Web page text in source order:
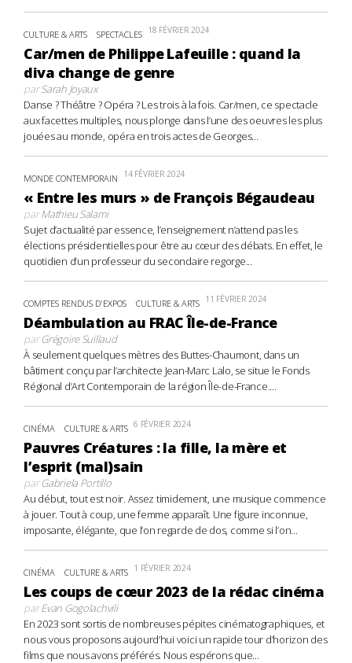
CULTURE & ARTS SPECTACLES 18 FÉVRIER 2024
Car/men de Philippe Lafeuille : quand la
diva change de genre
parSarah Joyaux
Danse ? Théâtre ? Opéra ? Les trois à la fois. Car/men, ce spectacle
aux facettes multiples, nous plonge dans l’une des oeuvres les plus
jouées au monde, opéra en trois actes de Georges...
MONDE CONTEMPORAIN 14 FÉVRIER 2024
« Entre les murs » de François Bégaudeau
parMathieu Salami
Sujet d’actualité par essence, l’enseignement n’attend pas les
élections présidentielles pour être au cœur des débats. En effet, le
quotidien d’un professeur du secondaire regorge...
COMPTES RENDUS D'EXPOS CULTURE & ARTS 11 FÉVRIER 2024
Déambulation au FRAC Île-de-France
parGrégoire Suillaud
À seulement quelques mètres des Buttes-Chaumont, dans un
bâtiment conçu par l’architecte Jean-Marc Lalo, se situe le Fonds
Régional d’Art Contemporain de la région Île-de-France....
CINÉMA CULTURE & ARTS 6 FÉVRIER 2024
Pauvres Créatures : la fille, la mère et
l’esprit (mal)sain
parGabriela Portillo
Au début, tout est noir. Assez timidement, une musique commence
à jouer. Tout à coup, une femme apparaît. Une figure inconnue,
imposante, élégante, que l’on regarde de dos, comme si l’on...
CINÉMA CULTURE & ARTS 1 FÉVRIER 2024
Les coups de cœur 2023 de la rédac cinéma
parEvan Gogolachvili
En 2023 sont sortis de nombreuses pépites cinématographiques, et
nous vous proposons aujourd’hui voici un rapide tour d’horizon des
films que nous avons préférés. Nous espérons que...